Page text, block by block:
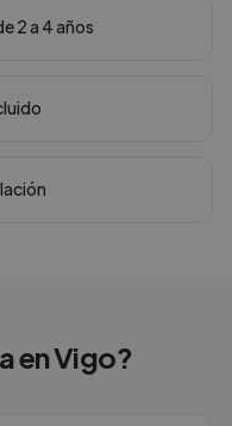
2 a 4 años
enVigo?